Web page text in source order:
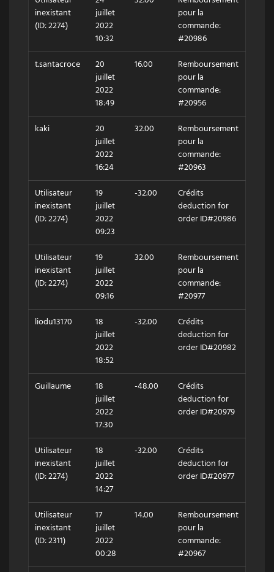
inexistant
(ID: 2274)
juillet
2022
10:32
pour la
commande:
#20986
t.santacroce
20
juillet
2022
18:49
16.00
Remboursement
pour la
commande:
#20956
kaki
20
juillet
2022
16:24
32.00
Remboursement
pour la
commande:
#20963
Utilisateur
inexistant
(ID: 2274)
19
juillet
2022
09:23
-32.00
Crédits
deduction for
order ID#20986
Utilisateur
inexistant
(ID: 2274)
19
juillet
2022
09:16
32.00
Remboursement
pour la
commande:
#20977
liodu13170
18
juillet
2022
18:52
-32.00
Crédits
deduction for
order ID#20982
Guillaume
18
juillet
2022
17:30
-48.00
Crédits
deduction for
order ID#20979
Utilisateur
inexistant
(ID: 2274)
18
juillet
2022
14:27
-32.00
Crédits
deduction for
order ID#20977
Utilisateur
inexistant
(ID: 2311)
17
juillet
2022
00:28
14.00
Remboursement
pour la
commande:
#20967